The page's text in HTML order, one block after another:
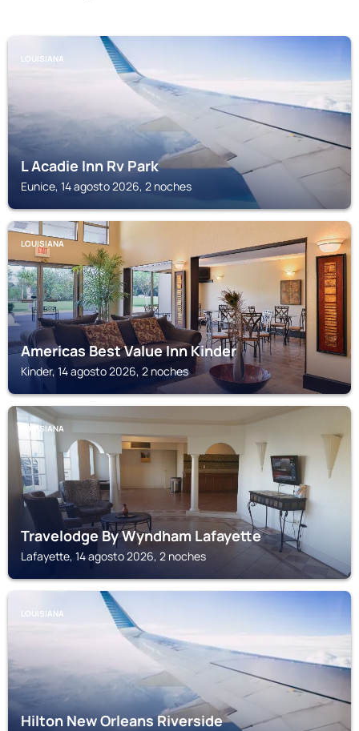
LOUISIANA
L Acadie Inn Rv Park
Eunice, 14 agosto 2026, 2 noches
LOUISIANA
Americas Best Value Inn Kinder
Kinder, 14 agosto 2026, 2 noches
LOUISIANA
Travelodge By Wyndham Lafayette
Lafayette, 14 agosto 2026, 2 noches
LOUISIANA
Hilton New Orleans Riverside